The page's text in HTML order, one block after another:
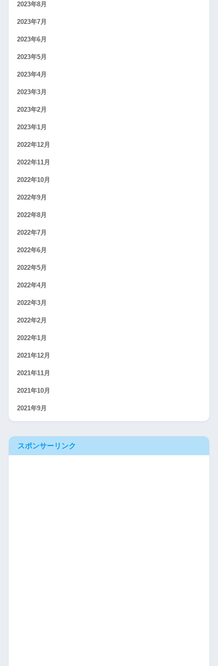
2023年8月
2023年7月
2023年6月
2023年5月
2023年4月
2023年3月
2023年2月
2023年1月
2022年12月
2022年11月
2022年10月
2022年9月
2022年8月
2022年7月
2022年6月
2022年5月
2022年4月
2022年3月
2022年2月
2022年1月
2021年12月
2021年11月
2021年10月
2021年9月
スポンサーリンク